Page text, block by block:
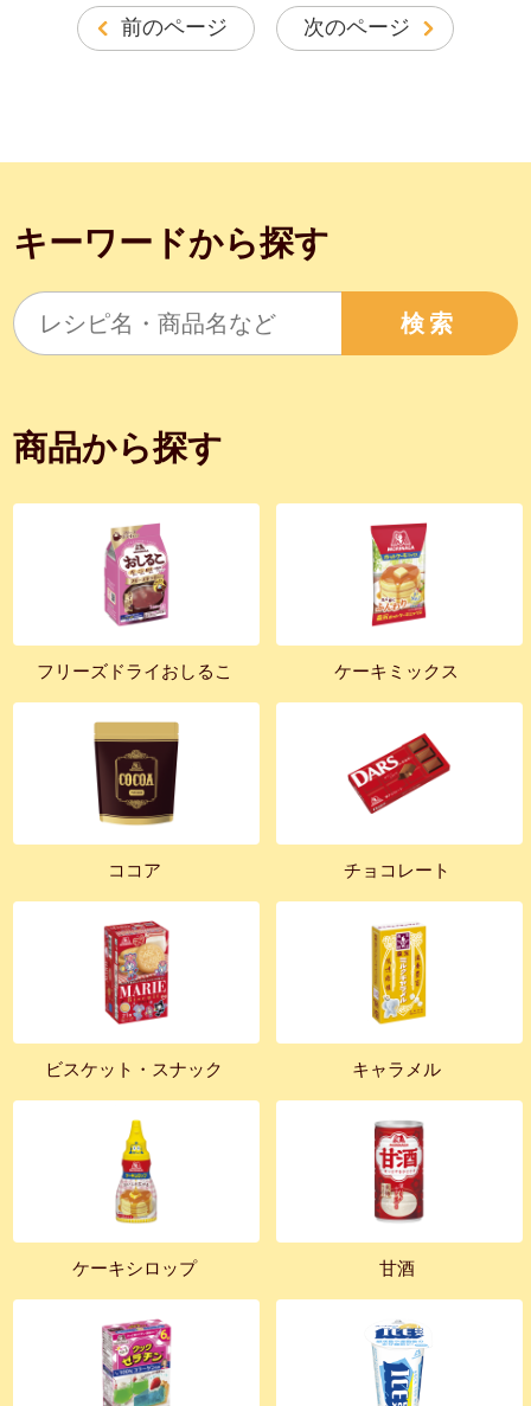
前のページ 次のページ
キーワードから探す
検索
商品から探す
フリーズドライおしるこ ケーキミックス
ココア チョコレート
ビスケット・スナック キャラメル
ケーキシロップ 甘酒